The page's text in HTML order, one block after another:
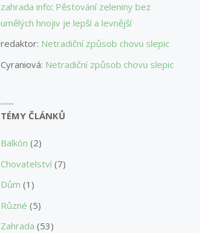
zahrada info: Pěstování zeleniny bez
umělých hnojiv je lepší a levnější
redaktor: Netradiční způsob chovu slepic
Cyraniová: Netradiční způsob chovu slepic
TÉMY ČLÁNKŮ
Balkón (2)
Chovatelství(7)
Dům (1)
Různé (5)
Zahrada (53)